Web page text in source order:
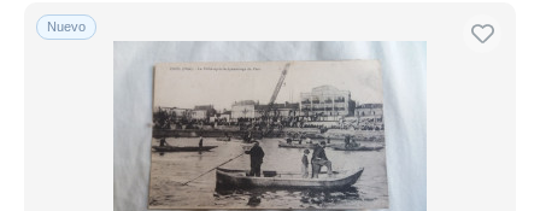
Europa
Subasta con ofertas
Subastas sin pujas
Casa de subastas
Nuevo